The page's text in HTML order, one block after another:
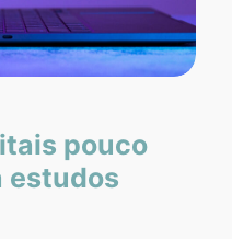
pouco
estudos